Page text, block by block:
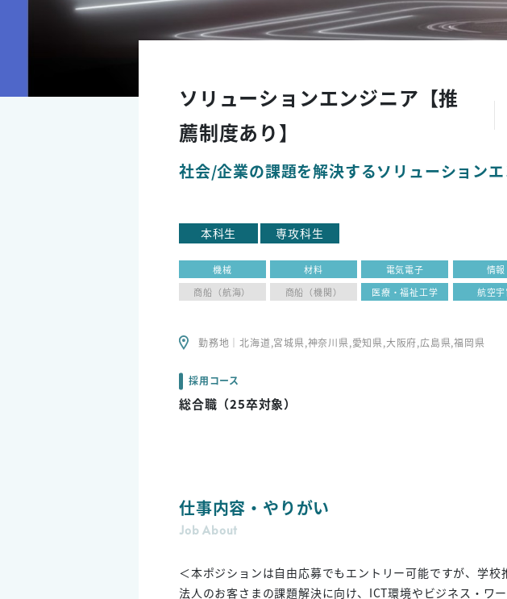
ソリューションエンジニア【推
薦制度あり】
社会/企業の課題を解決するソリューション
本科生 専攻科生
機械 材料 電気電子 情報
商船（航海）
商船（機関） 医療・福祉工学 航空宇
勤務地｜北海道,宮城県,神奈川県,愛知県,大阪府,広島県,福岡県
採用コース
総合職（25卒対象）
仕事内容・やりがい
Job About
＜本ポジションは自由応募でもエントリー可能ですが、学
法人のお客さまの課題解決に向け、ICT環境やビジネス・ワ